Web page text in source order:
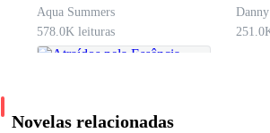
chata, mas para Victor isso era ótimo, assim
ele tinha medo de ser considerado fraco.
Aqua Summers
578.0K leituras
Novelas relacionadas